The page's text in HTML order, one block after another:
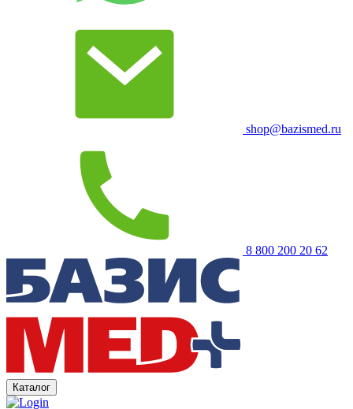
shop@bazismed.ru
8 800 200 20 62
Каталог